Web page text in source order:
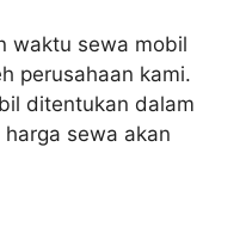
waktu sewa mobil
perusahaan kami.
ditentukan dalam
sewa akan